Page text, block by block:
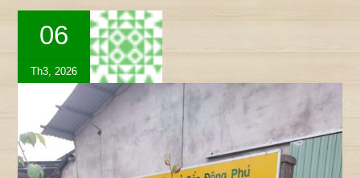
06
Th3, 2026